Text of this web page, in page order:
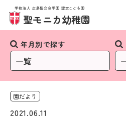
学校法人 広島聖公会学園 認定こども園
聖モニカ幼稚園
年月別で探す
園だより
2021.06.11